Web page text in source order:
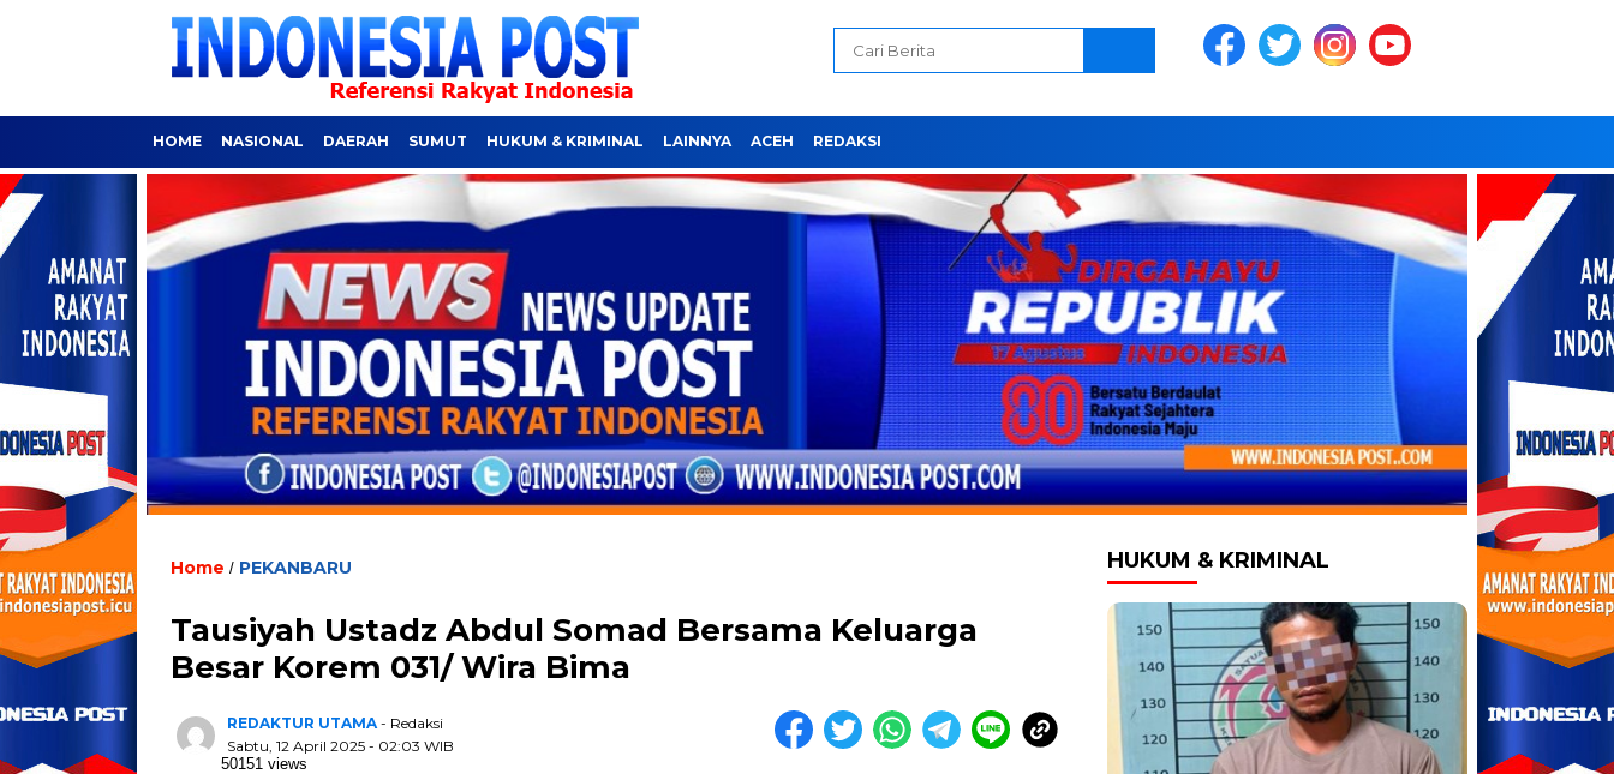
HOME NASIONAL DAERAH SUMUT HUKUM & KRIMINAL LAINNYA ACEH REDAKSI
Home / PEKANBARU
Tausiyah Ustadz Abdul Somad Bersama Keluarga
Besar Korem 031/ Wira Bima
REDAKTUR UTAMA - Redaksi
Sabtu, 12 April 2025 - 02:03 WIB
50151 views
HUKUM & KRIMINAL